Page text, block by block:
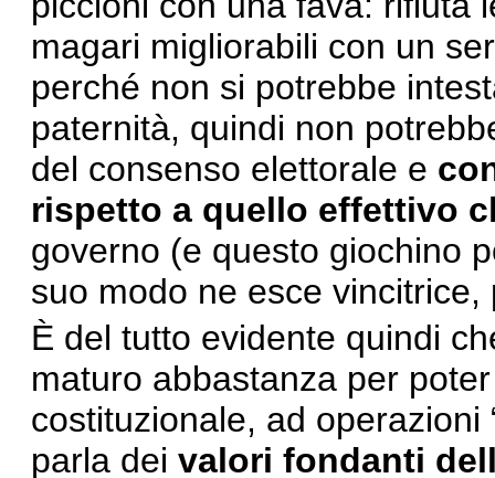
magari migliorabili con un
perché non si potrebbe
paternità, quindi non
del consenso elettorale e
rispetto a quello effettivo
governo (e questo giochino
suo modo ne esce
È del tutto evidente quindi
maturo abbastanza per
costituzionale, ad operazioni
parla dei valori fondanti